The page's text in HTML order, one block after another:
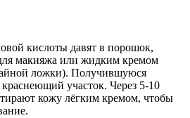
кислоты давят в порошок,
макияжа или жидким кремом
ложки). Получившуюся
участок. Через 5-10
кожу лёгким кремом, чтобы